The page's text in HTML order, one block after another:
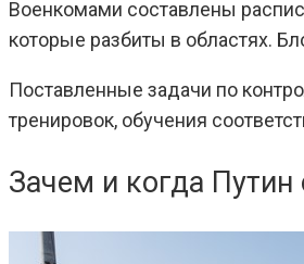
Военкомами составлены
которые разбиты в областях.
Поставленные задачи по
тренировок, обучения
Зачем и когда